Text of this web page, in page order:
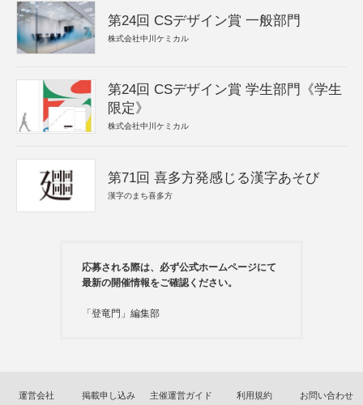
第24回 CSデザイン賞 一般部門
株式会社中川ケミカル
第24回 CSデザイン賞 学生部門《学生
限定》
株式会社中川ケミカル
第71回 喜多方発感じる漢字あそび
漢字のまち喜多方
応募される際は、必ず公式ホームページにて
最新の開催情報をご確認ください。
「登竜門」編集部
運営会社 掲載申し込み 主催運営ガイド 利用規約 お問い合わせ